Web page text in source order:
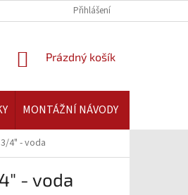
PLATBA A DOPRAVA |
Přihlášení
NÁKUPNÍ
Prázdný košík
MONTÁŽNÍ NÁVODY
4" - voda
- voda